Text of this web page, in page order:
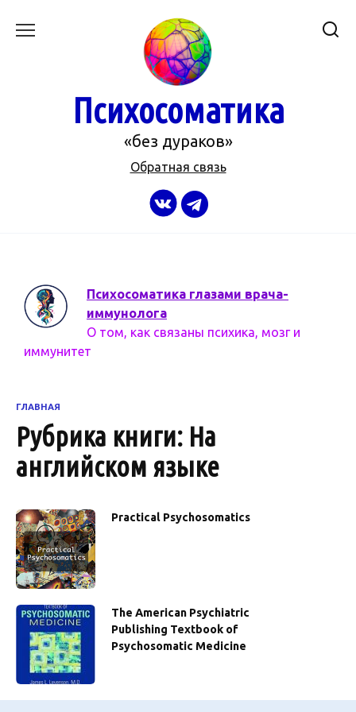
Психосоматика
«без дураков»
Обратная связь
Психосоматика глазами врача-
иммунолога
О том, как связаны психика, мозг и
иммунитет
ГЛАВНАЯ
Рубрика книги: На
английском языке
Practical Psychosomatics
The American Psychiatric
Publishing Textbook of
Psychosomatic Medicine